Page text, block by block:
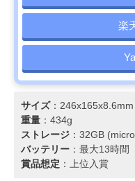
楽
サイズ：246x165x8.6mm
重量 ：434g
ストレージ ：32GB
バッテリー ：最大13時間
賞品想定 ：上位入賞